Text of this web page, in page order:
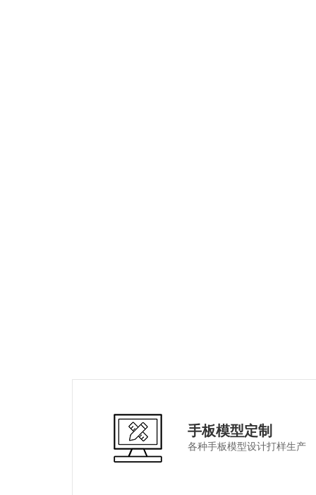
手板模型定制
各种手板模型设计打样生产